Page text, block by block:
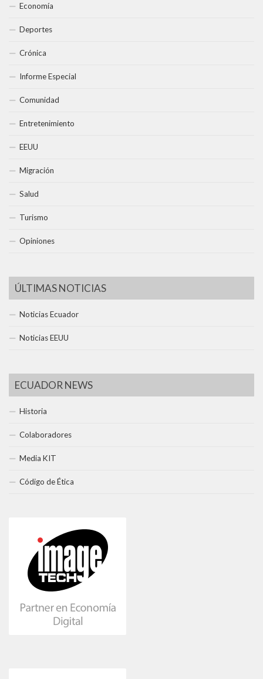
Economía
Deportes
Crónica
Informe Especial
Comunidad
Entretenimiento
EEUU
Migración
Salud
Turismo
Opiniones
ÚLTIMAS NOTICIAS
Noticias Ecuador
Noticias EEUU
ECUADOR NEWS
Historia
Colaboradores
Media KIT
Código de Ética